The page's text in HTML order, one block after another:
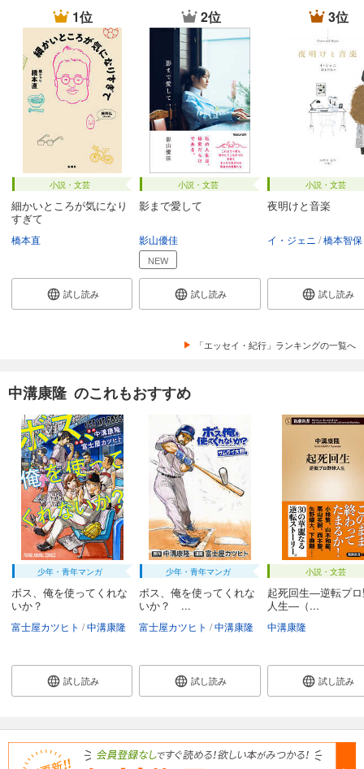
1位
小説・文芸
細かいところが気になり
すぎて
橋本直
試し読み
2位
小説・文芸
影まで愛して
影山優佳
NEW
試し読み
3位
小説・文芸
夜明けと音楽
イ・ジェニ 橋本智保
試し読み
「エッセイ・紀行」ランキングの一覧へ
中溝康隆 のこれもおすすめ
少年・青年マンガ
ボス、俺を使ってくれな
いか？
富士屋カツヒト 中溝康隆
試し読み
少年・青年マンガ
ボス、俺を使ってくれな
いか？ ...
富士屋カツヒト 中溝康隆
試し読み
小説・文芸
起死回生―逆転プ
人生―（...
中溝康隆
試し読み